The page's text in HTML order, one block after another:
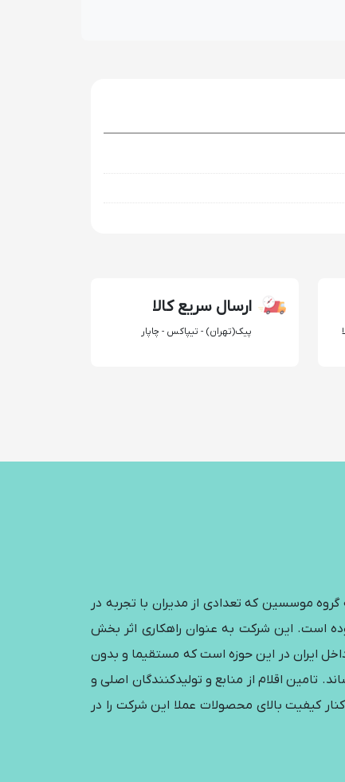
ارسال سریع کالا
پیک(تهران) - تیپاکس - چاپار
موسسین که تعدادی از مدیران با تجربه در
می باشند با هدف تامین و توزیع تخصصی قطعات یدکی تلفن همراه از سال 1400 آغاز نموده است. این شرکت به عنوان راهکاری اثر بخش
ایران در این حوزه است که مستقیما و بدون
تامین اقلام از منابع و تولیدکنندگان اصلی و
کیفیت بالای محصولات عملا این شرکت را در